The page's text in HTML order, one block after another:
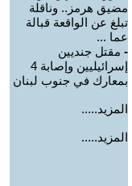
مضيق هرمز.. وناقلة
تبلغ عن الواقعة قبالة
عما ...
- مقتل جنديين
إسرائيليين وإصابة 4
بمعارك في جنوب لبنان
المزيد.....
المزيد.....